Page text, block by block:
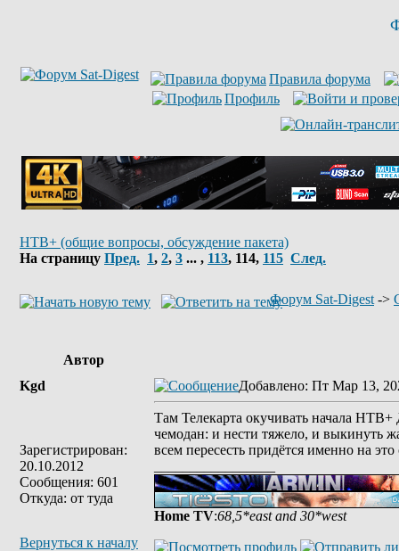
Правила форума
Профиль
НТВ+ (общие вопросы, обсуждение пакета)
На страницу Пред. 1, 2, 3 ... , 113, 114, 115 След.
Форум Sat-Digest ->
Автор
Kgd
Зарегистрирован:
20.10.2012
Сообщения: 601
Откуда: от туда
Добавлено: Пт Мар 13,
Там Телекарта окучивать начала
чемодан: и нести тяжело, и выкинуть
всем пересесть придётся именно на
Home TV:68,5*east and 30*west
Вернуться к началу